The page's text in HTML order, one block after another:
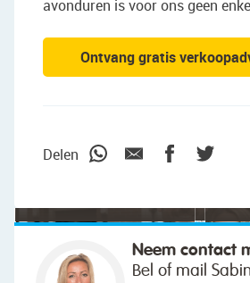
avonduren is voor ons geen
Ontvang gratis
Delen
Neem contact
Bel of mail